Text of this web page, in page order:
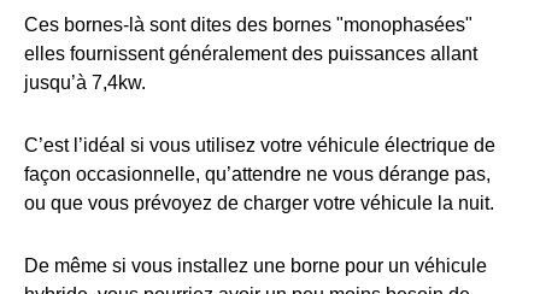
Ces bornes-là sont dites des bornes "monophasées"
elles fournissent généralement des puissances allant
jusqu’à 7,4kw.
C’est l’idéal si vous utilisez votre véhicule électrique de
façon occasionnelle, qu’attendre ne vous dérange pas,
ou que vous prévoyez de charger votre véhicule la nuit.
De même si vous installez une borne pour un véhicule